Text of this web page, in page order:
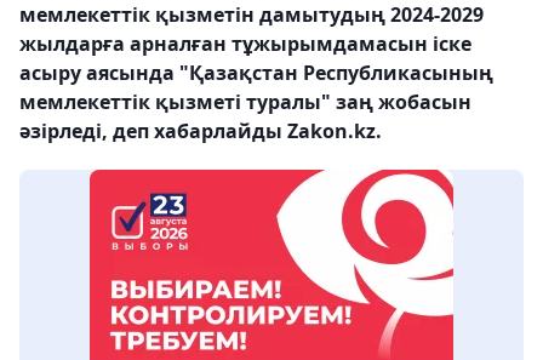
мемлекеттік қызметін дамытудың 2024-2029
жылдарға арналған тұжырымдамасын іске
асыру аясында "Қазақстан Республикасының
мемлекеттік қызметі туралы" заң жобасын
әзірледі, деп хабарлайды Zakon.kz.